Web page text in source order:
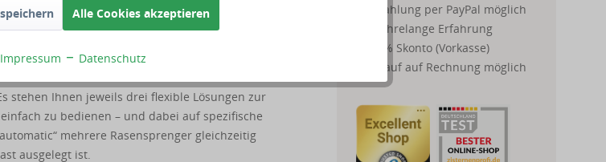
Sie die Wahl!
Flachtank zur Gartenbewässerung wird
bieten wir Ihnen verschiedene
stehen Ihnen jeweils drei flexible Lösungen zur
zu bedienen – und dabei auf spezifische
mehrere Rasensprenger gleichzeitig
ausgelegt ist.
Zahlung per PayPal möglich
Jahrelange Erfahrung
2% Skonto (Vorkasse)
Kauf auf Rechnung möglich
Alle Cookies akzeptieren
Impressum Datenschutz